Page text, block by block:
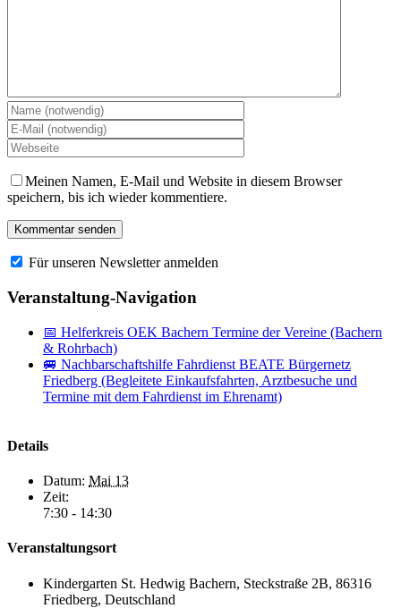
Meinen Namen, E-Mail und Website in diesem Browser
speichern, bis ich wieder kommentiere.
Für unseren Newsletter anmelden
Veranstaltung-Navigation
📅 Helferkreis OEK Bachern Termine der Vereine (Bachern
& Rohrbach)
🚐 Nachbarschaftshilfe Fahrdienst BEATE Bürgernetz
Friedberg (Begleitete Einkaufsfahrten, Arztbesuche und
Termine mit dem Fahrdienst im Ehrenamt)
Details
Datum: Mai 13
Zeit:
7:30 - 14:30
Veranstaltungsort
Kindergarten St. Hedwig Bachern, Steckstraße 2B, 86316
Friedberg, Deutschland